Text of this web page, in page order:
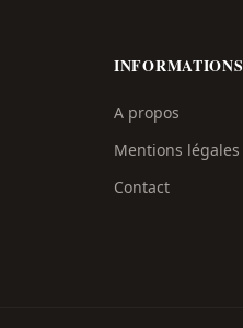
INFORMATIONS
A propos
Mentions légales
Contact